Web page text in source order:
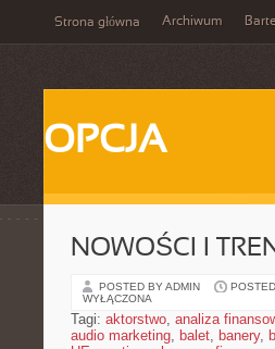
Strona główna Archiwum
OPCJA
NOWOŚCI I
POSTED BY ADMIN
WYŁĄCZONA
Tagi: aktorstwo, analiza
audio marketing, balet, banery,